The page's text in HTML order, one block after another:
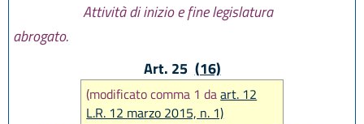
Attività di inizio e fine legislatura
abrogato.
Art. 25 (16)
(modificato comma 1 daart. 12
L.R. 12 marzo 2015, n. 1)